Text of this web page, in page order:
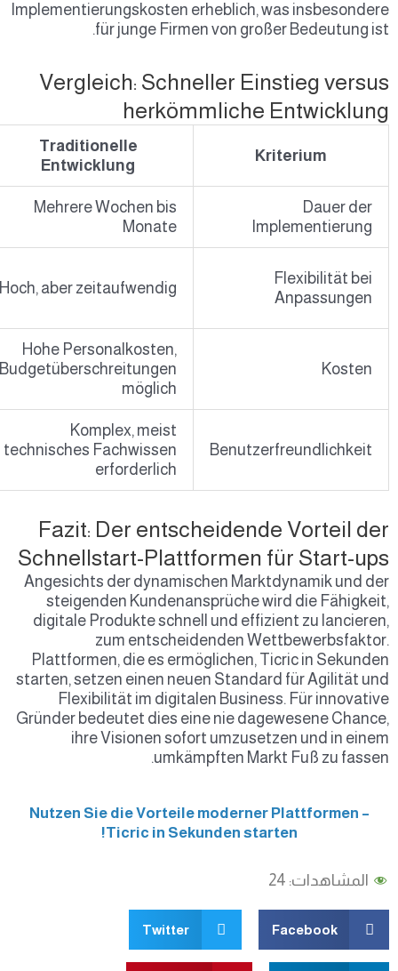
für junge
Vergleich:
Traditionelle
Entwicklung
Schnellstart-
Plattformen
Mehrere Wochen bis
Monate
Sekunden bis Minuten
Hoch, aber zeitaufwendig
ausreichend für
Budgetüberschreitungen
Geringe laufende
Kosten, vorhersehbare
Preise
technisches Fachwissen
Intuitiv, keine
Programmierkenntnisse
notwendig
Fazit: Der
Schnellstart-
Angesichts der
steigenden
digitale Produkte
zum
Plattformen, die es
starten, setzen einen
Flexibilität im
Gründer bedeutet
ihre Visionen
Nutzen Sie die